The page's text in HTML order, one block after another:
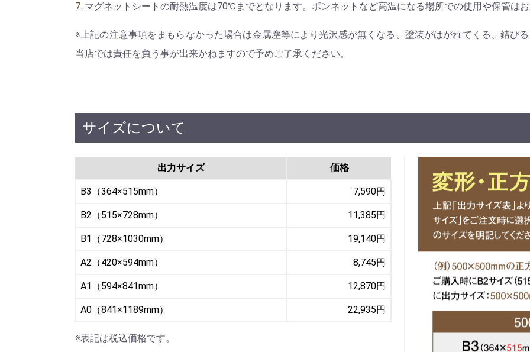
7. マグネットシートの耐熱温度は70℃までとなります。ボンネットなど高温になる場所での使用や保管はお
※上記の注意事項をまもらなかった場合は金属塵等により光沢感が無くなる、塗装がはがれてくる、錆び
当店では責任を負う事が出来かねますので予めご了承ください。
サイズについて
出力サイズ 価格
B3（364×515mm） 7,590円
B2（515×728mm） 11,385円
B1（728×1030mm） 19,140円
A2（420×594mm） 8,745円
A1（594×841mm） 12,870円
A0（841×1189mm） 22,935円
※表記は税込価格です。